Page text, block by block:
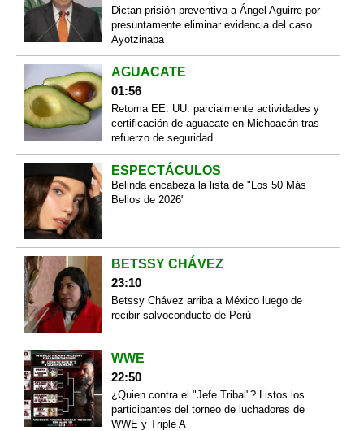
Dictan prisión preventiva a Ángel Aguirre por
presuntamente eliminar evidencia del caso
Ayotzinapa
AGUACATE
01:56
Retoma EE. UU. parcialmente actividades y
certificación de aguacate en Michoacán tras
refuerzo de seguridad
ESPECTÁCULOS
Belinda encabeza la lista de "Los 50 Más
Bellos de 2026"
BETSSY CHÁVEZ
23:10
Betssy Chávez arriba a México luego de
recibir salvoconducto de Perú
WWE
22:50
¿Quien contra el "Jefe Tribal"? Listos los
participantes del torneo de luchadores de
WWE y Triple A